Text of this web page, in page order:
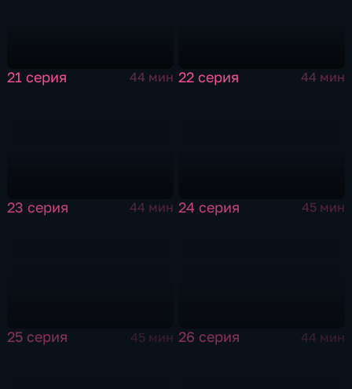
21 серия 44 мин 22 серия 44 мин
23 серия 44 мин 24 серия 45 мин
25 серия 45 мин 26 серия 44 мин